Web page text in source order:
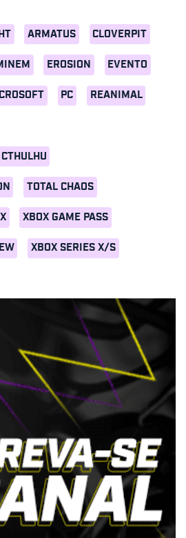
ARMATUS CLOVERPIT
EROSION EVENTO
PC REANIMAL
TOTAL CHAOS
XBOX GAME PASS
XBOX SERIES X/S